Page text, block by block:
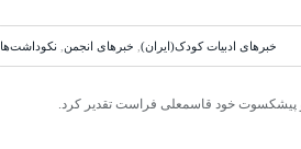
خبرهای ادبیات کودک(ایران) خبرهای انجمن نكوداشت‌ها
پیشکسوت خود قاسمعلی فراست تقدیر کرد.